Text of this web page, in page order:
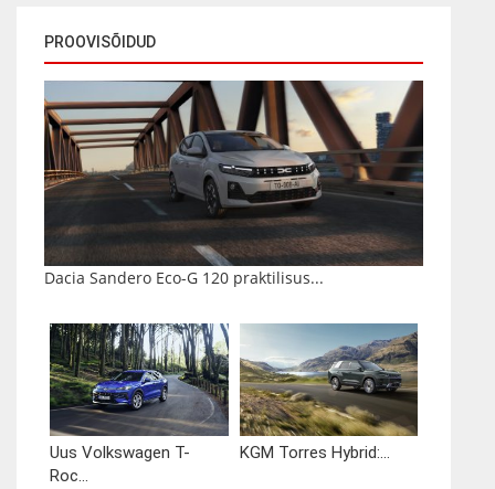
PROOVISÕIDUD
Dacia Sandero Eco-G 120 praktilisus...
Uus Volkswagen T-
Roc...
KGM Torres Hybrid:...